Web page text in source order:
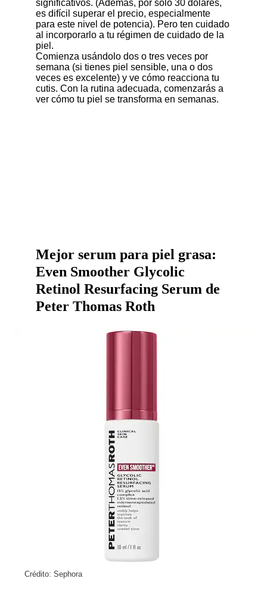
significativos. (Además, por solo 30 dólares,
es difícil superar el precio, especialmente
para este nivel de potencia). Pero ten cuidado
al incorporarlo a tu régimen de cuidado de la
piel.
Comienza usándolo dos o tres veces por
semana (si tienes piel sensible, una o dos
veces es excelente) y ve cómo reacciona tu
cutis. Con la rutina adecuada, comenzarás a
ver cómo tu piel se transforma en semanas.
Mejor serum para piel grasa:
Even Smoother Glycolic
Retinol Resurfacing Serum de
Peter Thomas Roth
Crédito: Sephora